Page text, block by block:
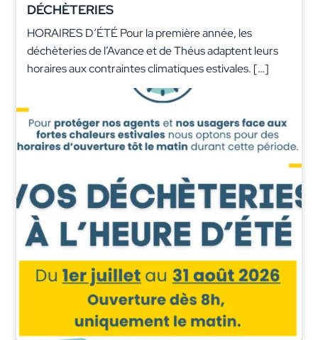
DÉCHÈTERIES
HORAIRES D’ÉTÉ Pour la première année, les
déchèteries de l’Avance et de Théus adaptent leurs
horaires aux contraintes climatiques estivales. […]